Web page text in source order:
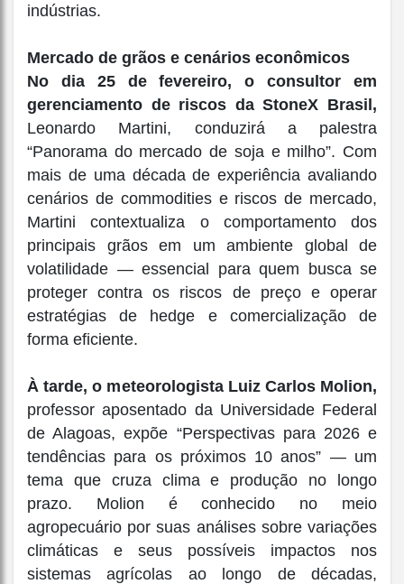
indústrias.
Mercado de grãos e cenários econômicos
No dia 25 de fevereiro, o consultor em
gerenciamento de riscos da StoneX Brasil,
Leonardo Martini, conduzirá a palestra
“Panorama do mercado de soja e milho”. Com
mais de uma década de experiência avaliando
cenários de commodities e riscos de mercado,
Martini contextualiza o comportamento dos
principais grãos em um ambiente global de
volatilidade — essencial para quem busca se
proteger contra os riscos de preço e operar
estratégias de hedge e comercialização de
forma eficiente.
À tarde, o meteorologista Luiz Carlos Molion,
professor aposentado da Universidade Federal
de Alagoas, expõe “Perspectivas para 2026 e
tendências para os próximos 10 anos” — um
tema que cruza clima e produção no longo
prazo. Molion é conhecido no meio
agropecuário por suas análises sobre variações
climáticas e seus possíveis impactos nos
sistemas agrícolas ao longo de décadas,